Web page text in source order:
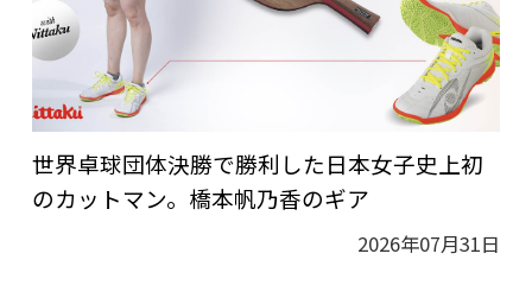
世界卓球団体決勝で勝利した日本女子史上初
のカットマン。橋本帆乃香のギア
2026年07月31日